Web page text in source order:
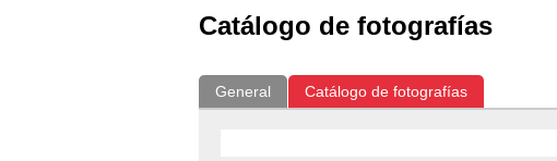
Catálogo de fotografías
General Catálogo de fotografías